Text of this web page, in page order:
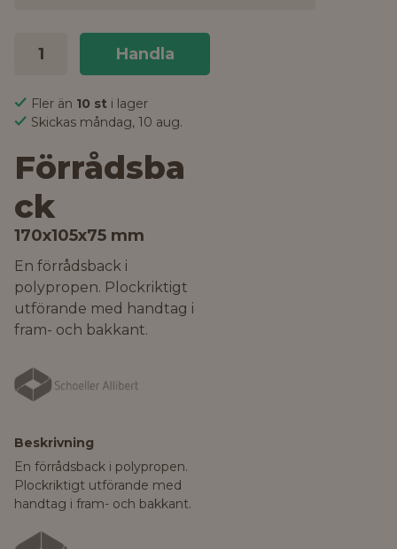
Handla
Fler än 10 st i lager
Skickas måndag, 10 aug.
Förrådsba
ck
170x105x75 mm
En förrådsback i
polypropen. Plockriktigt
utförande med handtag i
fram- och bakkant.
Beskrivning
En förrådsback i polypropen.
Plockriktigt utförande med
handtag i fram- och bakkant.